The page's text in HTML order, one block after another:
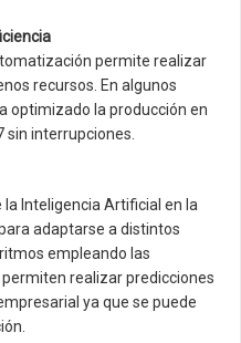
permite realizar
recursos. En algunos
optimizado la producción en
interrupciones.
Inteligencia Artificial en la
adaptarse a distintos
empleando las
realizar predicciones
ya que se puede